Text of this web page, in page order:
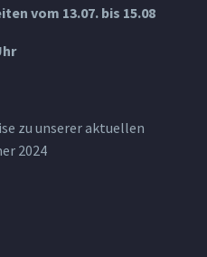
vom 13.07. bis 15.08
zu unserer aktuellen
2024